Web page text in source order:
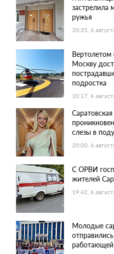
застрелила
ружья
20:35, 6
Вертолетом
Москву
подростка
20:17, 6
слезы в
20:00, 6
С ОРВИ
жителей
19:42, 6
Молодые